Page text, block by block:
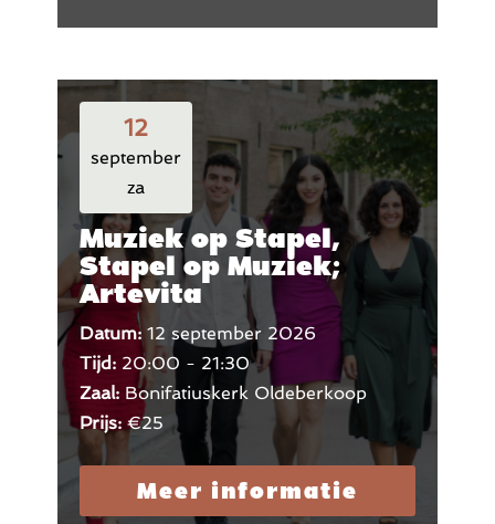
12
september
za
Muziek op Stapel,
Stapel op Muziek;
Artevita
Datum: 12 september 2026
Tijd: 20:00 - 21:30
Zaal: Bonifatiuskerk Oldeberkoop
Prijs: €25
Meer informatie